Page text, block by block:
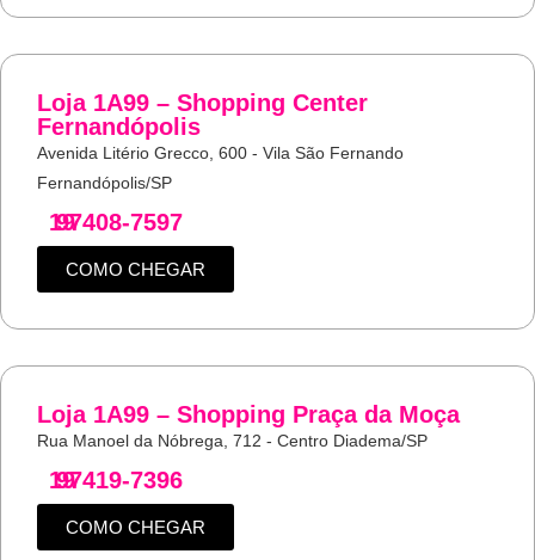
Loja 1A99 – Shopping Center
Fernandópolis
Avenida Litério Grecco, 600 - Vila São Fernando
Fernandópolis/SP
19
97408-7597
COMO CHEGAR
Loja 1A99 – Shopping Praça da Moça
Rua Manoel da Nóbrega, 712 - Centro Diadema/SP
19
97419-7396
COMO CHEGAR